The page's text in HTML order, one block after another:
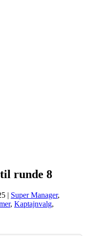
runde 8
| Super Manager,
, Kaptajnvalg,